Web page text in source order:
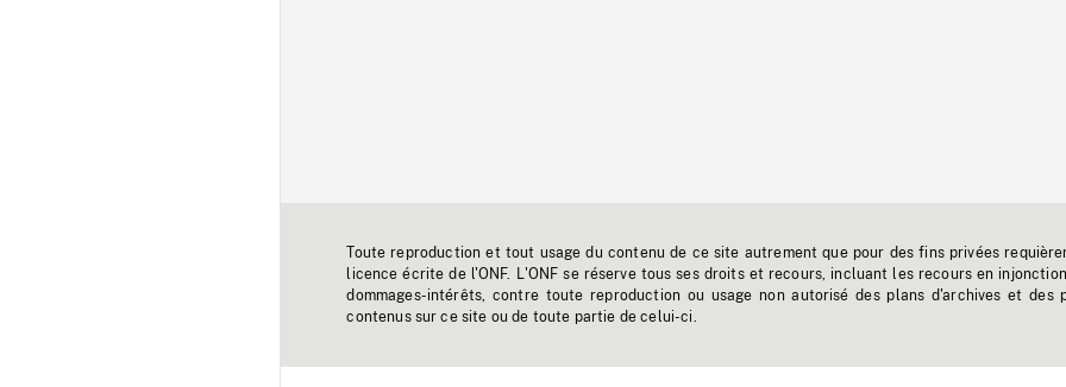
Toute reproduction et tout usage du contenu de ce site autrement que pour des fins privées
licence écrite de l'ONF. L'ONF se réserve tous ses droits et recours, incluant les recours en
dommages-intérêts, contre toute reproduction ou usage non autorisé des plans d'archives et des
contenus sur ce site ou de toute partie de celui-ci.